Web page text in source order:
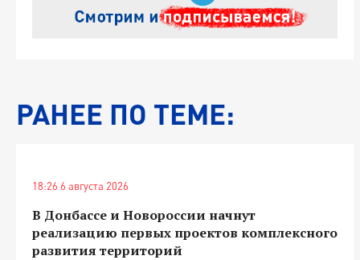
РАНЕЕ ПО ТЕМЕ:
18:26 6 августа 2026
В Донбассе и Новороссии начнут
реализацию первых проектов комплексного
развития территорий